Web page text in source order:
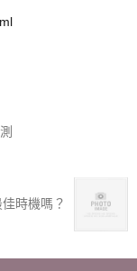
時機嗎？